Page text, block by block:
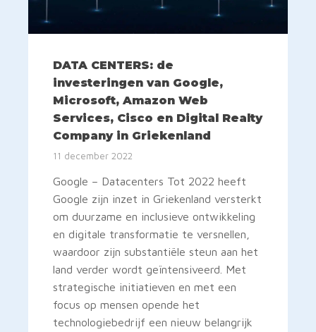
DATA CENTERS: de
investeringen van Google,
Microsoft, Amazon Web
Services, Cisco en Digital Realty
Company in Griekenland
11 december 2022
Google – Datacenters Tot 2022 heeft
Google zijn inzet in Griekenland versterkt
om duurzame en inclusieve ontwikkeling
en digitale transformatie te versnellen,
waardoor zijn substantiële steun aan het
land verder wordt geïntensiveerd. Met
strategische initiatieven en met een
focus op mensen opende het
technologiebedrijf een nieuw belangrijk